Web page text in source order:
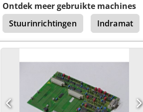
Ontdek meer gebruikte machines
Stuurinrichtingen
Indramat